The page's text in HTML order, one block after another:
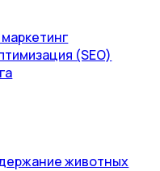
(SEO)
животных